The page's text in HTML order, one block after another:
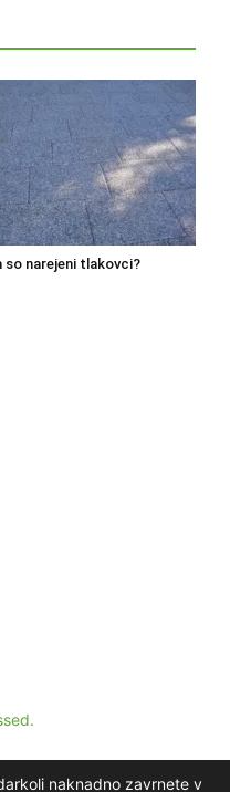
so narejeni tlakovci?
naknadno zavrnete v